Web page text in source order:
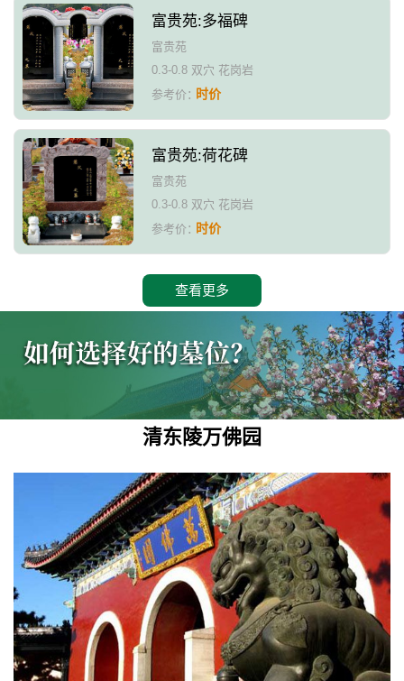
富贵苑:多福碑
富贵苑
0.3-0.8 双穴 花岗岩
参考价：时价
富贵苑:荷花碑
富贵苑
0.3-0.8 双穴 花岗岩
参考价：时价
查看更多
清东陵万佛园